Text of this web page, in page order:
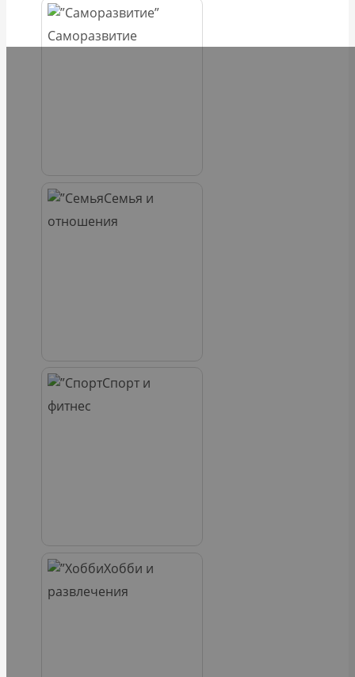
Саморазвитие
Семья и
отношения
Спорт и
фитнес
Хобби и
развлечения